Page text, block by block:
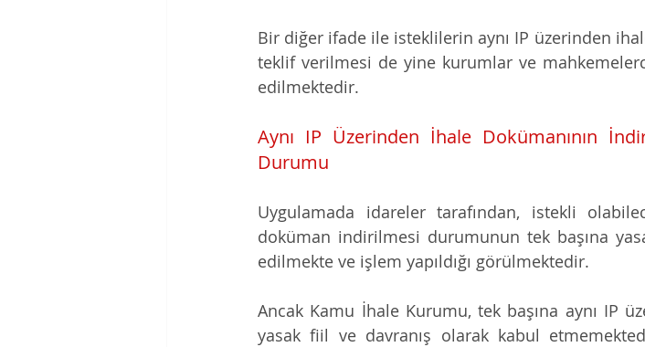
Bir diğer ifade ile isteklilerin aynı IP üzerinden
teklif verilmesi de yine kurumlar ve
edilmektedir.
Aynı IP Üzerinden İhale Dokümanının
Durumu
Uygulamada idareler tarafından, istekli
doküman indirilmesi durumunun tek başına
edilmekte ve işlem yapıldığı görülmektedir.
Ancak Kamu İhale Kurumu, tek başına aynı IP
yasak fiil ve davranış olarak kabul